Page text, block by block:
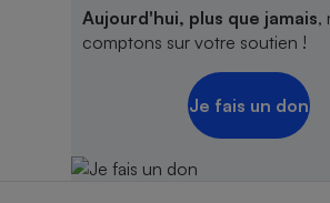
Aujourd'hui, plus que jamais,
comptons sur votre soutien !
Je fais un don